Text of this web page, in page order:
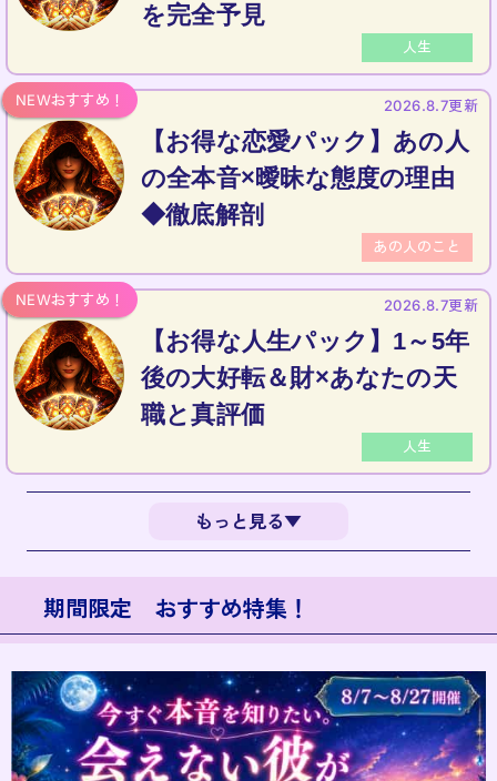
人生
を完全予見
あの人のこと
2026.8.7更新
【お得な恋愛パック】あの人
の全本音×曖昧な態度の理由
◆徹底解剖
人生
2026.8.7更新
【お得な人生パック】1～5年
後の大好転＆財×あなたの天
職と真評価
もっと見る▼
期間限定 おすすめ特集！